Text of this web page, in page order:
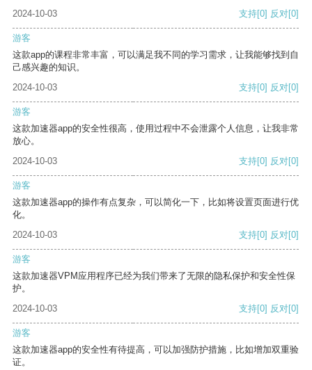
2024-10-03
支持[0] 反对[0]
游客
这款app的课程非常丰富，可以满足我不同的学习需求，让我能够找到自
己感兴趣的知识。
2024-10-03
支持[0] 反对[0]
游客
这款加速器app的安全性很高，使用过程中不会泄露个人信息，让我非常
放心。
2024-10-03
支持[0] 反对[0]
游客
这款加速器app的操作有点复杂，可以简化一下，比如将设置页面进行优
化。
2024-10-03
支持[0] 反对[0]
游客
这款加速器VPM应用程序已经为我们带来了无限的隐私保护和安全性保
护。
2024-10-03
支持[0] 反对[0]
游客
这款加速器app的安全性有待提高，可以加强防护措施，比如增加双重验
证。